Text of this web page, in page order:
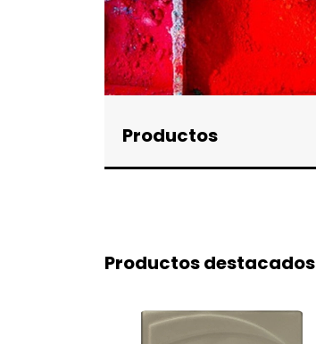
Productos
Productos destacados